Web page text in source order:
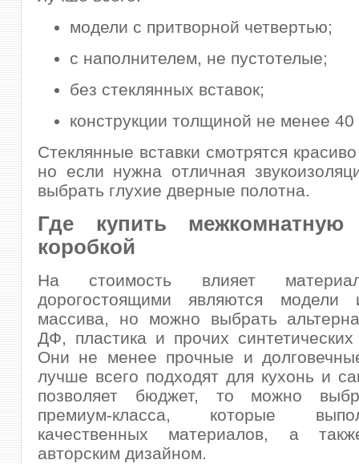
модели с притворной четвертью;
с наполнителем, не пустотелые;
без стеклянных вставок;
конструкции толщиной не менее
Стеклянные вставки смотрятся
но если нужна отличная
выбрать глухие дверные полотна.
Где купить
коробкой
На стоимость влияет
дорогостоящими являются модели
массива, но можно выбрать
ДФ, пластика и прочих
Они не менее прочные и
лучше всего подходят для кухонь и
позволяет бюджет, то можно
премиум-класса, которые
качественных материалов, а
авторским дизайном.